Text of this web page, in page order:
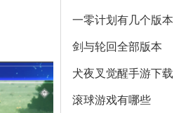
一零计划有几个版本
剑与轮回全部版本
犬夜叉觉醒手游下载
滚球游戏有哪些